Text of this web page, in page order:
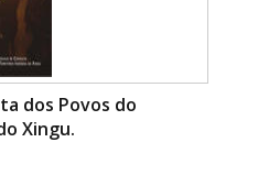
dos Povos do
Xingu.